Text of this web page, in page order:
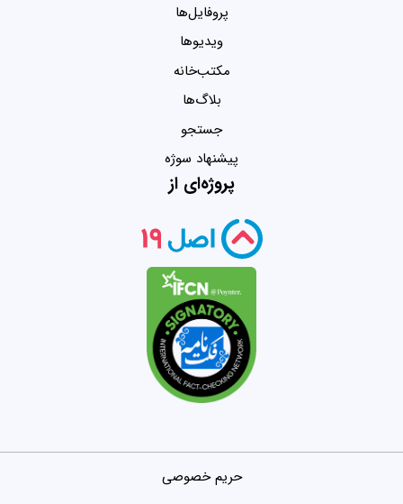
پروفایل‌ها
ویدیو‌ها
مکتب‌خانه
بلاگ‌ها
جستجو
پیشنهاد سوژه
پروژه‌ای از
حریم خصوصی